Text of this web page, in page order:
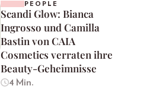
PEOPLE
Scandi Glow: Bianca
Ingrosso und Camilla
Bastin von CAIA
Cosmetics verraten ihre
Beauty-Geheimnisse
4 Min.